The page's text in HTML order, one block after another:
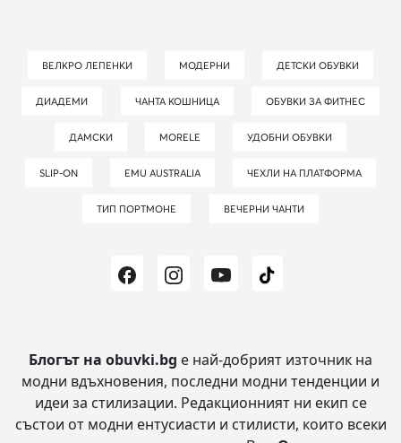
ВЕЛКРО ЛЕПЕНКИ МОДЕРНИ ДЕТСКИ ОБУВКИ
ДИАДЕМИ ЧАНТА КОШНИЦА ОБУВКИ ЗА ФИТНЕС
ДАМСКИ MORELE УДОБНИ ОБУВКИ
SLIP-ON EMU AUSTRALIA ЧЕХЛИ НА ПЛАТФОРМА
ТИП ПОРТМОНЕ ВЕЧЕРНИ ЧАНТИ
Блогът на obuvki.bg е най-добрият източник на
модни вдъхновения, последни модни тенденции и
идеи за стилизации. Редакционният ни екип се
състои от модни ентусиасти и стилисти, които всеки